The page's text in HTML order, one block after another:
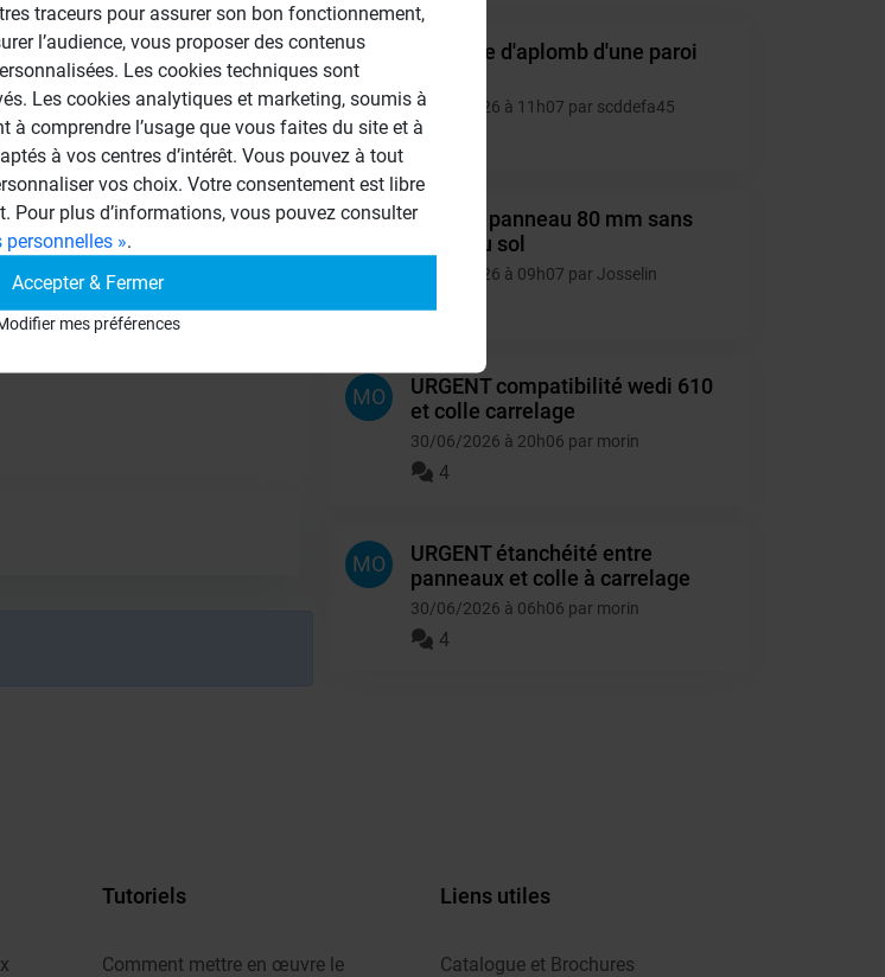
faux plafond ?
vapor ?
ou BA13 ,
SC
Montage d'aplomb d'une paroi
10/07/2026 à 11h07 par scddefa45
Collage panneau 80 mm sans
appui au sol
06/07/2026 à 09h07 par Josselin
6
MO
URGENT compatibilité wedi 610
et colle carrelage
30/06/2026 à 20h06 par morin
4
MO
URGENT étanchéité entre
panneaux et colle à carrelage
30/06/2026 à 06h06 par morin
4
Tutoriels
Comment mettre en œuvre le
Liens utiles
Catalogue et Brochures
traceurs pour assurer son bon fonctionnement,
l’audience, vous proposer des contenus
Les cookies techniques sont
Les cookies analytiques et marketing, soumis à
à comprendre l’usage que vous faites du site et à
à vos centres d’intérêt. Vous pouvez à tout
vos choix. Votre consentement est libre
Pour plus d’informations, vous pouvez consulter
personnelles ».
Accepter & Fermer
mes préférences